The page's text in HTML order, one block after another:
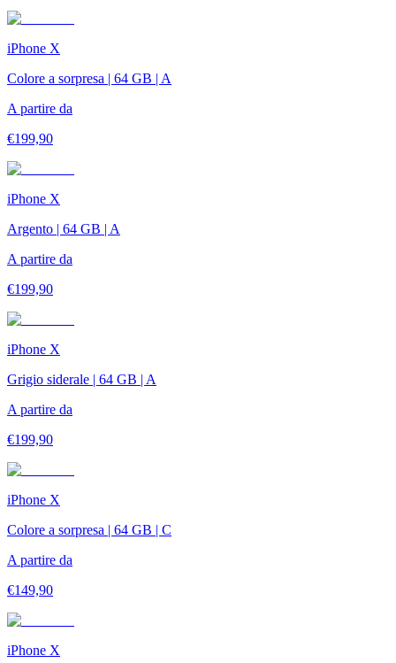
iPhone X
Colore a sorpresa | 64 GB | A
A partire da
€199,90
iPhone X
Argento | 64 GB | A
A partire da
€199,90
iPhone X
Grigio siderale | 64 GB | A
A partire da
€199,90
iPhone X
Colore a sorpresa | 64 GB | C
A partire da
€149,90
iPhone X